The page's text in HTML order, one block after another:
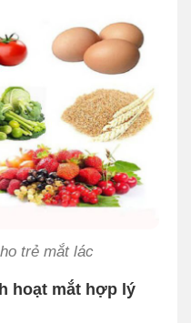
trẻ mắt lác
hoạt mắt hợp lý